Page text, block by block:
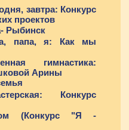
завтра: Конкурс
проектов
Рыбинск
папа, я: Как мы
гимнастика:
Арины
Конкурс
(Конкурс "Я -